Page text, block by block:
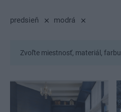
predsieň modrá
Zvoľte miestnosť, materiál, farbu